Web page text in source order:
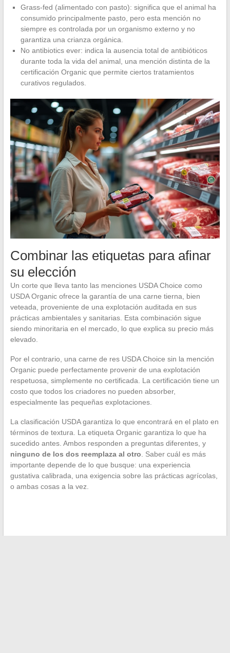
Grass-fed (alimentado con pasto): significa que el animal ha
consumido principalmente pasto, pero esta mención no
siempre es controlada por un organismo externo y no
garantiza una crianza orgánica.
No antibiotics ever: indica la ausencia total de antibióticos
durante toda la vida del animal, una mención distinta de la
certificación Organic que permite ciertos tratamientos
curativos regulados.
Combinar las etiquetas para afinar
su elección
Un corte que lleva tanto las menciones USDA Choice como
USDA Organic ofrece la garantía de una carne tierna, bien
veteada, proveniente de una explotación auditada en sus
prácticas ambientales y sanitarias. Esta combinación sigue
siendo minoritaria en el mercado, lo que explica su precio más
elevado.
Por el contrario, una carne de res USDA Choice sin la mención
Organic puede perfectamente provenir de una explotación
respetuosa, simplemente no certificada. La certificación tiene un
costo que todos los criadores no pueden absorber,
especialmente las pequeñas explotaciones.
La clasificación USDA garantiza lo que encontrará en el plato en
términos de textura. La etiqueta Organic garantiza lo que ha
sucedido antes. Ambos responden a preguntas diferentes, y
ninguno de los dos reemplaza al otro. Saber cuál es más
importante depende de lo que busque: una experiencia
gustativa calibrada, una exigencia sobre las prácticas agrícolas,
o ambas cosas a la vez.